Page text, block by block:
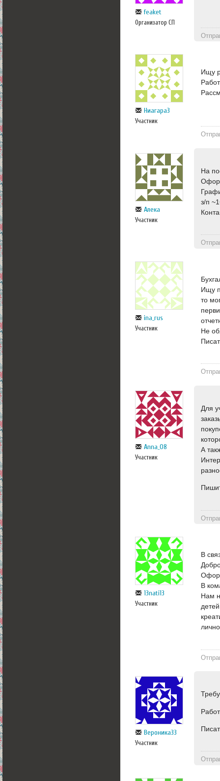
feaket
Организатор СП
Ниагара3
Участник
Ищу
Алека
Участник
На
з/п
ina_rus
Участник
Ищу
то
Не
Anna_08
Участник
Для
А
13nati13
Участник
В
В
Нам
Вероника33
Участник